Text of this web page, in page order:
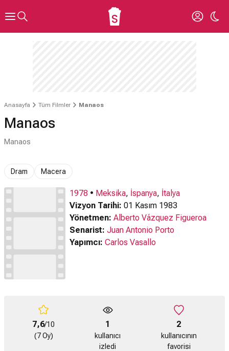
Anasayfa Tüm Filmler Manaos
Manaos
Manaos
Dram Macera
1978 • Meksika, İspanya, İtalya
Vizyon Tarihi: 01 Kasım 1983
Yönetmen: Alberto Vázquez Figueroa
Senarist: Juan Antonio Porto
Yapımcı: Carlos Vasallo
7,6/10
(7 Oy)
1
kullanıcı
izledi
2
kullanıcının
favorisi